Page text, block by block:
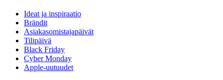
Ideat ja inspiraatio
Brändit
Asiakasomistajapäivät
Tilipäivä
Black Friday
Cyber Monday
Apple-uutuudet